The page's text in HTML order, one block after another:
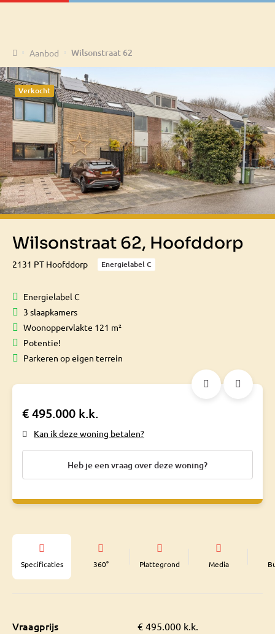
HomeAanbod Wilsonstraat 62
Verkocht
Wilsonstraat 62, Hoofddorp
2131 PT Hoofddorp Energielabel C
Energielabel C
3 slaapkamers
Woonoppervlakte 121 m²
Potentie!
Parkeren op eigen terrein
€ 495.000 k.k.
Kan ik deze woning betalen?
Heb je een vraag over deze woning?
Specificaties 360° Plattegrond Media
Vraagprijs € 495.000 k.k.